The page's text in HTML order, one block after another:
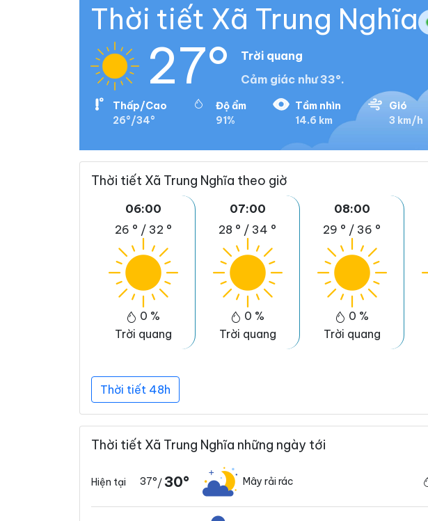
Thời tiết Xã Trung Nghĩa
27°
Trời quang
Cảm giác như 33°.
Thấp/Cao
26°/34°
Độ ẩm
91%
Tầm nhìn
14.6 km
Gió
3 km/h
Thời tiết Xã Trung Nghĩa theo giờ
06:00
26 ° / 32 °
0 %
Trời quang
07:00
28 ° / 34 °
0 %
Trời quang
08:00
29 ° / 36 °
0 %
Trời quang
Thời tiết 48h
Thời tiết Xã Trung Nghĩa những ngày tới
Hiện tại 37°/30° Mây rải rác